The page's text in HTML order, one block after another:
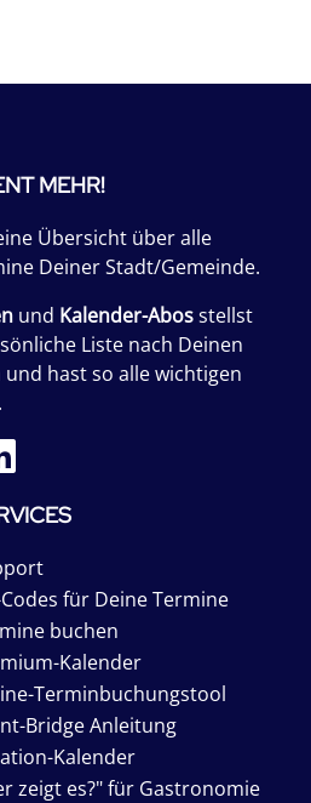
MEHR!
Übersicht über alle
Deiner Stadt/Gemeinde.
und Kalender-Abosstellst
Liste nach Deinen
hast so alle wichtigen
Codes für Deine Termine
buchen
Kalender
Terminbuchungstool
Bridge Anleitung
Kalender
zeigt es?" für Gastronomie